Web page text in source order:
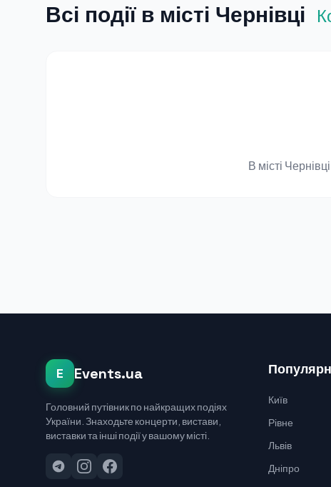
Всі події в місті Чернівці
В місті
E Events.ua
Головний путівник по найкращих подіях
України. Знаходьте концерти, вистави,
виставки та інші події у вашому місті.
Київ
Рівне
Львів
Дніпро